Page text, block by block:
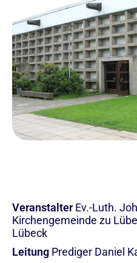
Veranstalter Ev.-Luth.
Kirchengemeinde zu
Lübeck
Leitung Prediger Daniel